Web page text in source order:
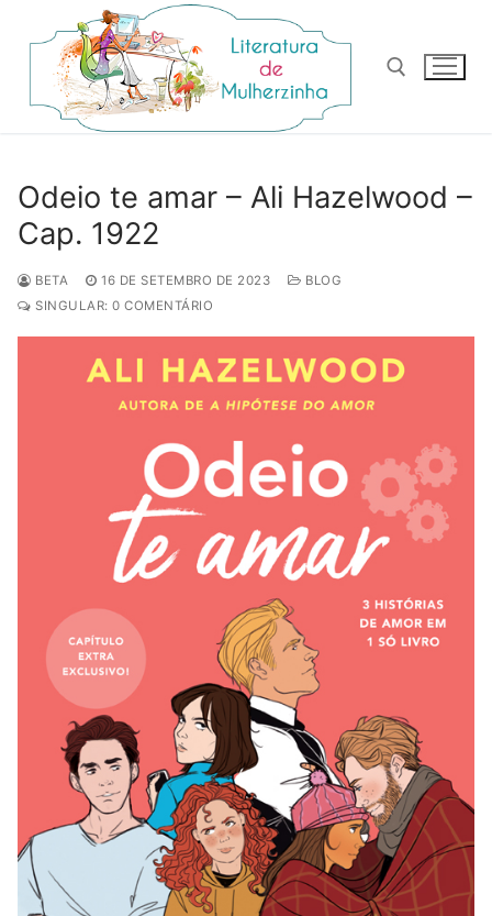
para
conteúdo
Odeio te amar – Ali Hazelwood –
Cap. 1922
BETA 16 DE SETEMBRO DE 2023
BLOG
SINGULAR: 0 COMENTÁRIO